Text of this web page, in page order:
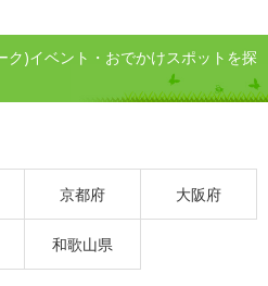
ク)イベント・おでかけスポットを探
京都府 大阪府
和歌山県